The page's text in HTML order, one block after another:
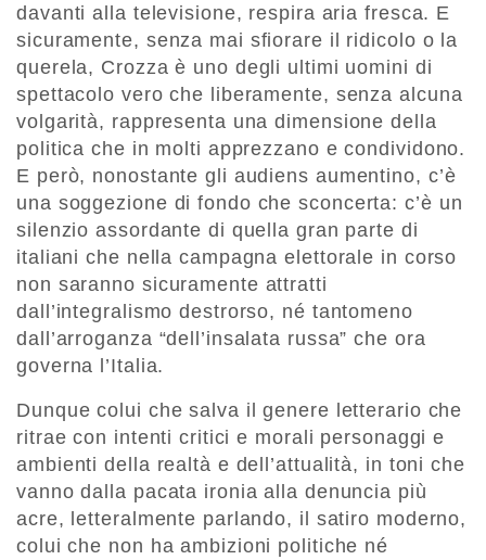
davanti alla televisione, respira aria fresca. E
sicuramente, senza mai sfiorare il ridicolo o la
querela, Crozza è uno degli ultimi uomini di
spettacolo vero che liberamente, senza alcuna
volgarità, rappresenta una dimensione della
politica che in molti apprezzano e condividono.
E però, nonostante gli audiens aumentino, c’è
una soggezione di fondo che sconcerta: c’è un
silenzio assordante di quella gran parte di
italiani che nella campagna elettorale in corso
non saranno sicuramente attratti
dall’integralismo destrorso, né tantomeno
dall’arroganza “dell’insalata russa” che ora
governa l’Italia.
Dunque colui che salva il genere letterario che
ritrae con intenti critici e morali personaggi e
ambienti della realtà e dell’attualità, in toni che
vanno dalla pacata ironia alla denuncia più
acre, letteralmente parlando, il satiro moderno,
colui che non ha ambizioni politiche né